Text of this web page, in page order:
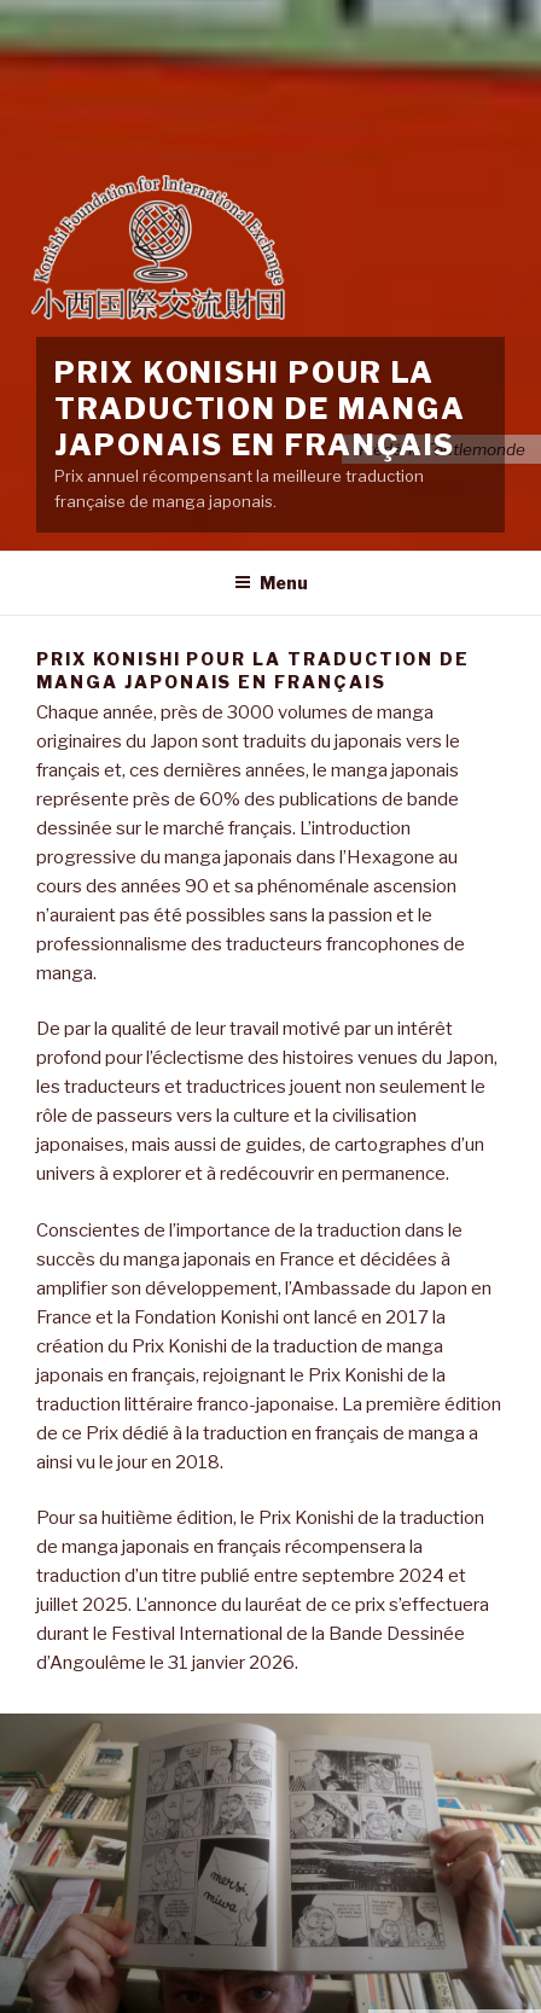
Frédéric Toutlemonde
PRIX KONISHI POUR LA
TRADUCTION DE MANGA
JAPONAIS EN FRANÇAIS
Prix annuel récompensant la meilleure traduction
française de manga japonais.
Menu
PRIX KONISHI POUR LA TRADUCTION DE
MANGA JAPONAIS EN FRANÇAIS
Chaque année, près de 3000 volumes de manga
originaires du Japon sont traduits du japonais vers le
français et, ces dernières années, le manga japonais
représente près de 60% des publications de bande
dessinée sur le marché français. L’introduction
progressive du manga japonais dans l’Hexagone au
cours des années 90 et sa phénoménale ascension
n’auraient pas été possibles sans la passion et le
professionnalisme des traducteurs francophones de
manga.
De par la qualité de leur travail motivé par un intérêt
profond pour l’éclectisme des histoires venues du Japon,
les traducteurs et traductrices jouent non seulement le
rôle de passeurs vers la culture et la civilisation
japonaises, mais aussi de guides, de cartographes d’un
univers à explorer et à redécouvrir en permanence.
Conscientes de l’importance de la traduction dans le
succès du manga japonais en France et décidées à
amplifier son développement, l’Ambassade du Japon en
France et la Fondation Konishi ont lancé en 2017 la
création du Prix Konishi de la traduction de manga
japonais en français, rejoignant le Prix Konishi de la
traduction littéraire franco-japonaise. La première édition
de ce Prix dédié à la traduction en français de manga a
ainsi vu le jour en 2018.
Pour sa huitième édition, le Prix Konishi de la traduction
de manga japonais en français récompensera la
traduction d’un titre publié entre septembre 2024 et
juillet 2025. L’annonce du lauréat de ce prix s’effectuera
durant le Festival International de la Bande Dessinée
d’Angoulême le 31 janvier 2026.